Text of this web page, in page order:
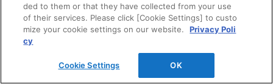
建築・設計関係者様向けサイト
ユーザー登録サービス
WEB見積システム
ded to them or that they have collected from your use
of their services. Please click [Cookie Settings] to custo
mize your cookie settings on our website.
Privacy Poli
cy
Cookie Settings OK